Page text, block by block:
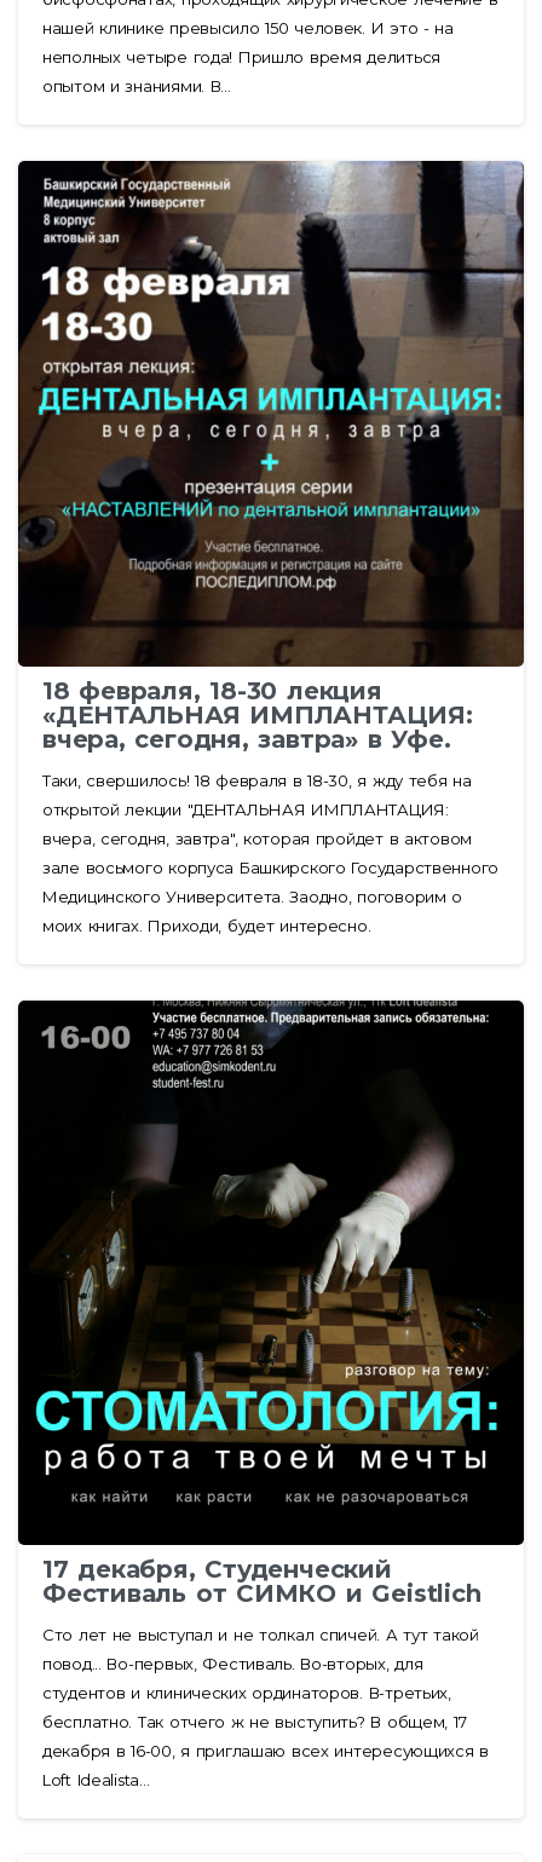
нашей клинике превысило 150 человек. И это - на
неполных четыре года! Пришло время делиться
опытом и знаниями. В...
18 февраля, 18-30 лекция
«ДЕНТАЛЬНАЯ ИМПЛАНТАЦИЯ:
вчера, сегодня, завтра» в Уфе.
Таки, свершилось! 18 февраля в 18-30, я жду тебя на
открытой лекции "ДЕНТАЛЬНАЯ ИМПЛАНТАЦИЯ:
вчера, сегодня, завтра", которая пройдет в актовом
зале восьмого корпуса Башкирского Государственного
Медицинского Университета. Заодно, поговорим о
моих книгах. Приходи, будет интересно.
17 декабря, Студенческий
Фестиваль от СИМКО и Geistlich
Сто лет не выступал и не толкал спичей. А тут такой
повод... Во-первых, Фестиваль. Во-вторых, для
студентов и клинических ординаторов. В-третьих,
бесплатно. Так отчего ж не выступить? В общем, 17
декабря в 16-00, я приглашаю всех интересующихся в
Loft Idealista...